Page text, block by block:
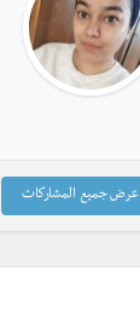
عرض جميع المشاركات